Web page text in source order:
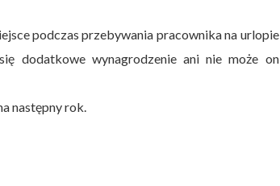
podczas przebywania pracownika na urlopie
dodatkowe wynagrodzenie ani nie może on
następny rok.